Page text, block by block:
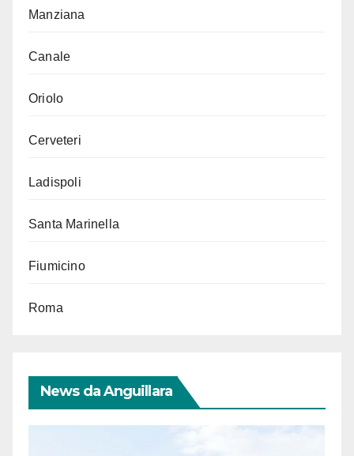
Manziana
Canale
Oriolo
Cerveteri
Ladispoli
Santa Marinella
Fiumicino
Roma
News da Anguillara